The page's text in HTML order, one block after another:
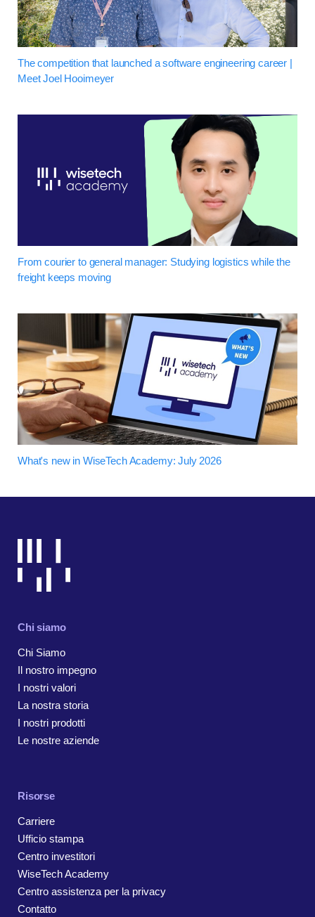
The competition that launched a software engineering career |
Meet Joel Hooimeyer
From courier to general manager: Studying logistics while the
freight keeps moving
What's new in WiseTech Academy: July 2026
Chi siamo
Chi Siamo
Il nostro impegno
I nostri valori
La nostra storia
I nostri prodotti
Le nostre aziende
Risorse
Carriere
Ufficio stampa
Centro investitori
WiseTech Academy
Centro assistenza per la privacy
Contatto